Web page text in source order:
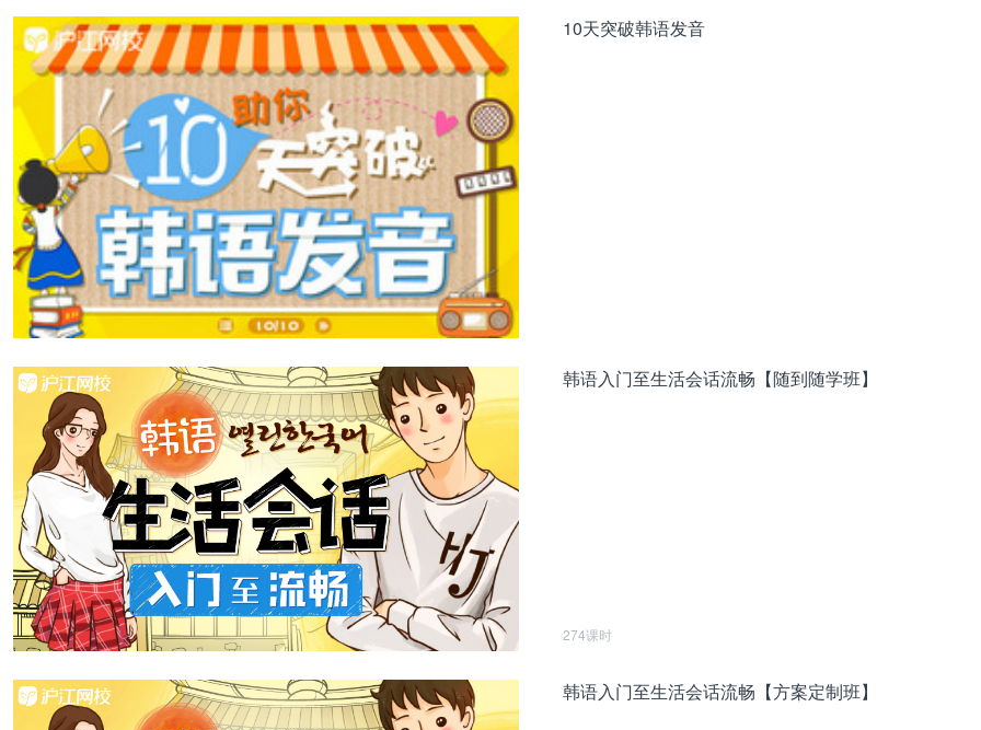
10天突破韩语发音
韩语入门至生活会话流畅【随到随学班】
274课时
韩语入门至生活会话流畅【方案定制班】